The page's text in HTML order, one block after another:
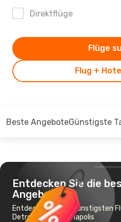
Direktflüge
Flug +
Flüge
Beste AngeboteGünstigste
Entdecken Sie die
Angebote
Entdecken Sie die günstigsten
Detroit nach Indianapolis